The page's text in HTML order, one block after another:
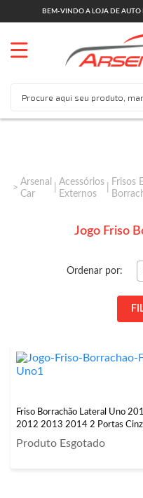
BEM-VINDO A LOJA DE AUTO
Arsenal
Car
Acessórios
Externos
Frisos E
Jogo Friso
Ordenar por:
Friso Borrachão Lateral Uno
2012 2013 2014 2 Portas
Produto Esgotado